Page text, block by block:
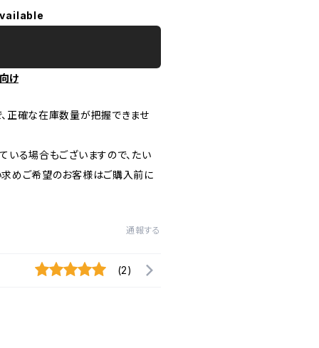
け
正確な在庫数量が把握できませ
いる場合もございますので、たい
めご希望のお客様はご購入前に
通報する
(2)